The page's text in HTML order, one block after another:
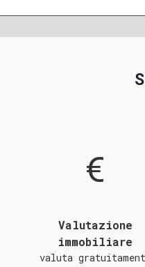
E
Valutazione
immobiliare
valuta